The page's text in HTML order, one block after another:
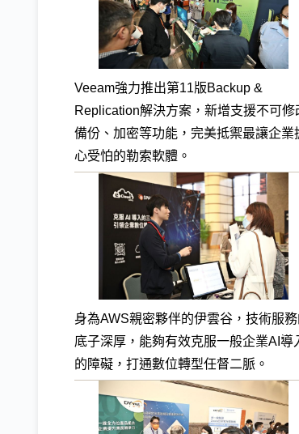
Veeam強力推出第11版Backup &
Replication解決方案，新增支援不可修
備份、加密等功能，完美抵禦最讓企業
心受怕的勒索軟體。
身為AWS親密夥伴的伊雲谷，技術服務
底子深厚，能夠有效克服一般企業AI導
的障礙，打通數位轉型任督二脈。